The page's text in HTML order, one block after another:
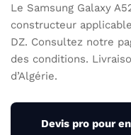
Le Samsung Galaxy
constructeur
DZ. Consultez notre
des conditions.
d’Algérie.
Devis pro pour